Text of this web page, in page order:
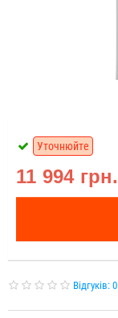
11 994 грн.
Уточнюйте
Відгуків: 0